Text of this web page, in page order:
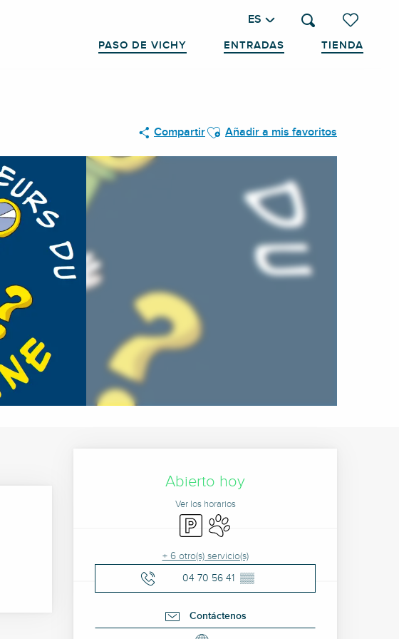
Voir les
Buscar
ES
PASO DE VICHY ENTRADAS TIENDA
CompartirAjouter aux favoris
Añadir a mis favoritos
Horarios y datos de
Abierto hoy
Ver los horarios
Aparcamiento
Se aceptan animales
+ 6 otro(s) servicio(s)
04 70 56 41 ▒▒
Contáctenos